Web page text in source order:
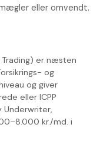
eller omvendt.
Trading) er næsten
og
og giver
eller ICPP
Underwriter,
kr./md. i